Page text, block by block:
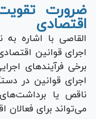
ضرورت
اقتصادی
القاصی با اشاره
اجرای قوانین
برخی فرآیند‌های
اجرای قوانین در
ناقص یا
می‌تواند برای